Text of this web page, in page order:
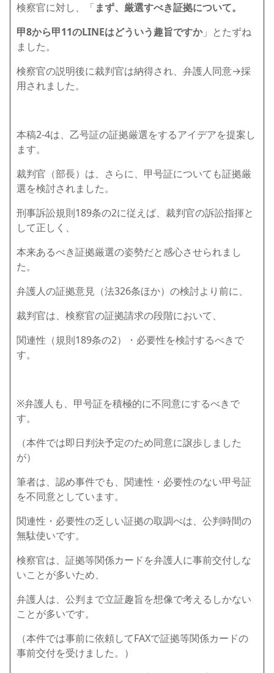
検察官に対し、「まず、厳選すべき証拠について。
甲8から甲11のLINEはどういう趣旨ですか」とたずね
ました。
検察官の説明後に裁判官は納得され、弁護人同意→採
用されました。
本稿2-4は、乙号証の証拠厳選をするアイデアを提案し
ます。
裁判官（部長）は、さらに、甲号証についても証拠厳
選を検討されました。
刑事訴訟規則189条の2に従えば、裁判官の訴訟指揮と
して正しく、
本来あるべき証拠厳選の姿勢だと感心させられまし
た。
弁護人の証拠意見（法326条ほか）の検討より前に、
裁判官は、検察官の証拠請求の段階において、
関連性（規則189条の2）・必要性を検討するべきで
す。
※弁護人も、甲号証を積極的に不同意にするべきで
す。
（本件では即日判決予定のため同意に譲歩しました
が）
筆者は、認め事件でも、関連性・必要性のない甲号証
を不同意としています。
関連性・必要性の乏しい証拠の取調べは、公判時間の
無駄使いです。
検察官は、証拠等関係カードを弁護人に事前交付しな
いことが多いため、
弁護人は、公判まで立証趣旨を想像で考えるしかない
ことが多いです。
（本件では事前に依頼してFAXで証拠等関係カードの
事前交付を受けました。）